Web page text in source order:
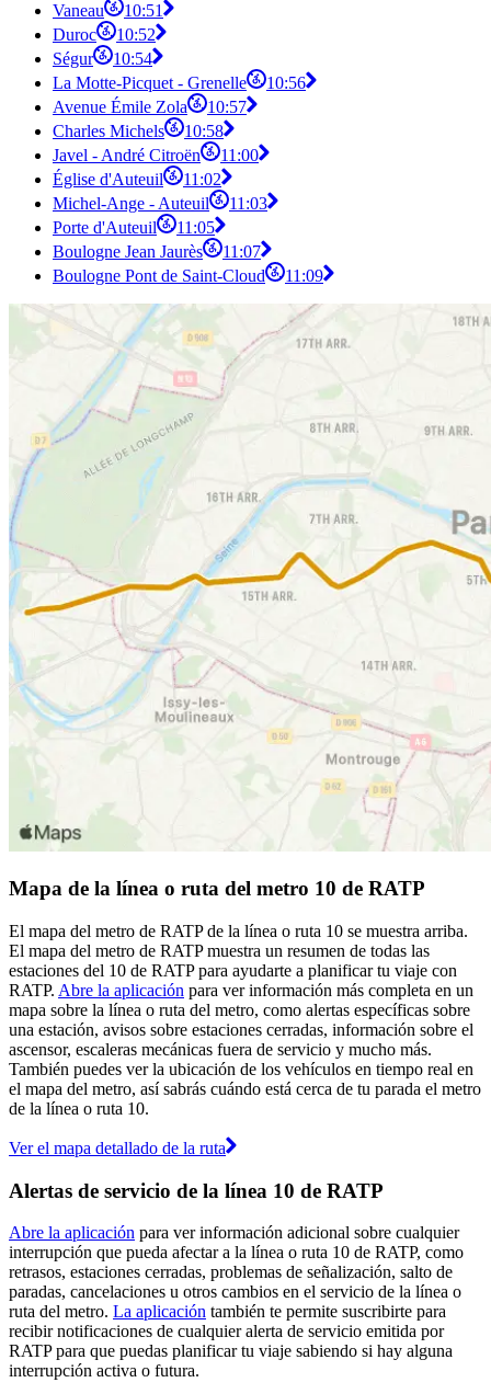
Vaneau
10:51
Duroc
10:52
Ségur
10:54
La Motte-Picquet - Grenelle
10:56
Avenue Émile Zola
10:57
Charles Michels
10:58
Javel - André Citroën
11:00
Église d'Auteuil
11:02
Michel-Ange - Auteuil
11:03
Porte d'Auteuil
11:05
Boulogne Jean Jaurès
11:07
Boulogne Pont de Saint-Cloud
11:09
Mapa de la línea o ruta del metro 10 de RATP
El mapa del metro de RATP de la línea o ruta 10 se muestra arriba.
El mapa del metro de RATP muestra un resumen de todas las
estaciones del 10 de RATP para ayudarte a planificar tu viaje con
RATP. Abre la aplicación para ver información más completa en un
mapa sobre la línea o ruta del metro, como alertas específicas sobre
una estación, avisos sobre estaciones cerradas, información sobre el
ascensor, escaleras mecánicas fuera de servicio y mucho más.
También puedes ver la ubicación de los vehículos en tiempo real en
el mapa del metro, así sabrás cuándo está cerca de tu parada el metro
de la línea o ruta 10.
Ver el mapa detallado de la ruta
Alertas de servicio de la línea 10 de RATP
Abre la aplicación para ver información adicional sobre cualquier
interrupción que pueda afectar a la línea o ruta 10 de RATP, como
retrasos, estaciones cerradas, problemas de señalización, salto de
paradas, cancelaciones u otros cambios en el servicio de la línea o
ruta del metro. La aplicación también te permite suscribirte para
recibir notificaciones de cualquier alerta de servicio emitida por
RATP para que puedas planificar tu viaje sabiendo si hay alguna
interrupción activa o futura.